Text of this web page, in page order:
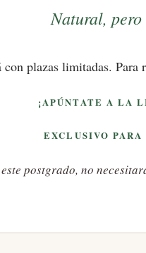
Natural,
plazas limitadas.
¡APÚNTATE A LA
EXCLUSIVO
este postgrado, no